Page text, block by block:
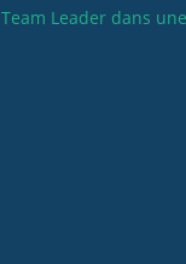
Leader dans une